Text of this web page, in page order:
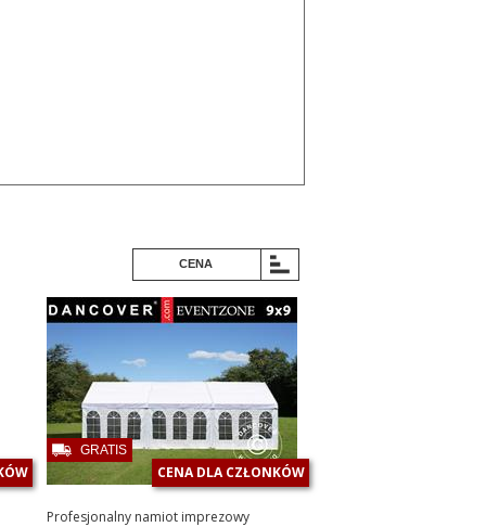
CENA
Profesjonalny namiot imprezowy
CENA DLA CZŁONKÓW
GRATIS